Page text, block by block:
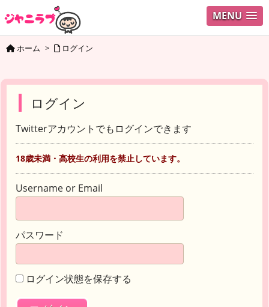
MENU
ホーム > ログイン
ログイン
Twitterアカウントでもログインできます
18歳未満・高校生の利用を禁止しています。
Username or Email
パスワード
ログイン状態を保存する